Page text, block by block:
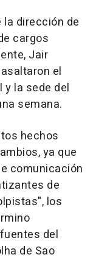
dirección de
cargos
Jair
el
y la sede del
semana.
hechos
ya que
comunicación
de
los
del
de Sao